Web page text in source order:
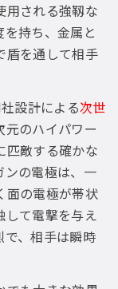
用される強靱な
持ち、金属と
盾を通して相手
設計による次世
元のハイパワー
匹敵する確かな
ンの電極は、一
面の電極が帯状
して電撃を与え
で、相手は瞬時